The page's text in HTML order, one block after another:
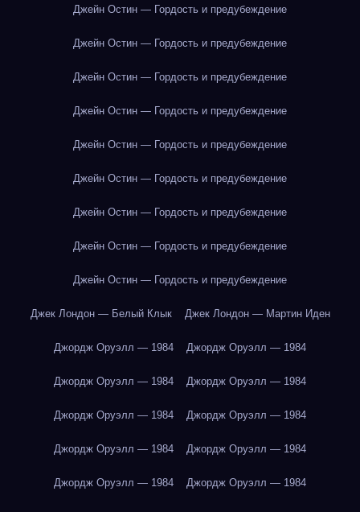
Джейн Остин — Гордость и предубеждение
Джейн Остин — Гордость и предубеждение
Джейн Остин — Гордость и предубеждение
Джейн Остин — Гордость и предубеждение
Джейн Остин — Гордость и предубеждение
Джейн Остин — Гордость и предубеждение
Джейн Остин — Гордость и предубеждение
Джейн Остин — Гордость и предубеждение
Джейн Остин — Гордость и предубеждение
Джек Лондон — Белый Клык Джек Лондон — Мартин Иден
Джордж Оруэлл — 1984 Джордж Оруэлл — 1984
Джордж Оруэлл — 1984 Джордж Оруэлл — 1984
Джордж Оруэлл — 1984 Джордж Оруэлл — 1984
Джордж Оруэлл — 1984 Джордж Оруэлл — 1984
Джордж Оруэлл — 1984 Джордж Оруэлл — 1984